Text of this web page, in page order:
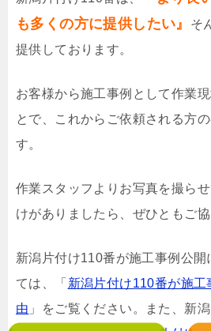
も多くの方に提供したい』
そ
提供しております。
お客様から施工事例として作業
とで、これからご依頼される方
す。
作業スタッフよりお写真を撮ら
けがありましたら、ぜひともご
新潟片付け110番が施工事例公
ては、「 新潟片付け110番が施工
由 」をご覧ください。また、新